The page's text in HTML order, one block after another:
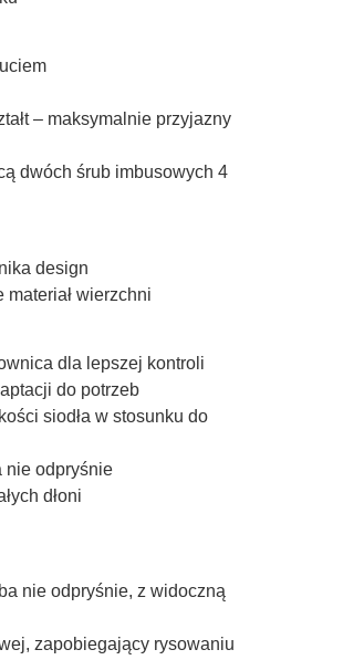
– maksymalnie przyjazny
dwóch śrub imbusowych 4
design
materiał wierzchni
dla lepszej kontroli
do potrzeb
siodła w stosunku do
nie odpryśnie
dłoni
nie odpryśnie, z widoczną
zapobiegający rysowaniu